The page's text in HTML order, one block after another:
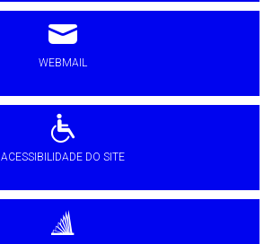
WEBMAIL
ACESSIBILIDADE DO SITE